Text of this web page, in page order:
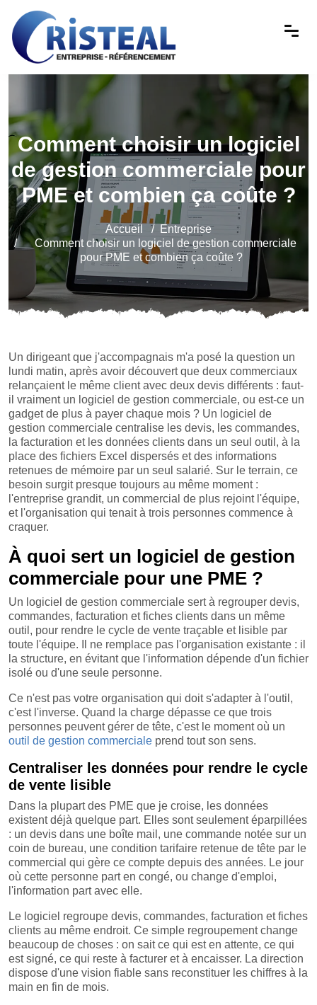
Comment choisir un logiciel
de gestion commerciale pour
PME et combien ça coûte ?
Accueil
Entreprise
Comment choisir un logiciel de gestion commerciale
pour PME et combien ça coûte ?
Un dirigeant que j'accompagnais m'a posé la question un
lundi matin, après avoir découvert que deux commerciaux
relançaient le même client avec deux devis différents : faut-
il vraiment un logiciel de gestion commerciale, ou est-ce un
gadget de plus à payer chaque mois ? Un logiciel de
gestion commerciale centralise les devis, les commandes,
la facturation et les données clients dans un seul outil, à la
place des fichiers Excel dispersés et des informations
retenues de mémoire par un seul salarié. Sur le terrain, ce
besoin surgit presque toujours au même moment :
l'entreprise grandit, un commercial de plus rejoint l'équipe,
et l'organisation qui tenait à trois personnes commence à
craquer.
À quoi sert un logiciel de gestion
commerciale pour une PME ?
Un logiciel de gestion commerciale sert à regrouper devis,
commandes, facturation et fiches clients dans un même
outil, pour rendre le cycle de vente traçable et lisible par
toute l'équipe. Il ne remplace pas l'organisation existante : il
la structure, en évitant que l'information dépende d'un fichier
isolé ou d'une seule personne.
Ce n'est pas votre organisation qui doit s'adapter à l'outil,
c'est l'inverse. Quand la charge dépasse ce que trois
personnes peuvent gérer de tête, c'est le moment où un
outil de gestion commerciale prend tout son sens.
Centraliser les données pour rendre le cycle
de vente lisible
Dans la plupart des PME que je croise, les données
existent déjà quelque part. Elles sont seulement éparpillées
: un devis dans une boîte mail, une commande notée sur un
coin de bureau, une condition tarifaire retenue de tête par le
commercial qui gère ce compte depuis des années. Le jour
où cette personne part en congé, ou change d'emploi,
l'information part avec elle.
Le logiciel regroupe devis, commandes, facturation et fiches
clients au même endroit. Ce simple regroupement change
beaucoup de choses : on sait ce qui est en attente, ce qui
est signé, ce qui reste à facturer et à encaisser. La direction
dispose d'une vision fiable sans reconstituer les chiffres à la
main en fin de mois.